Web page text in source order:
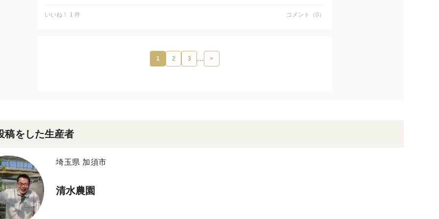
てからの販売の再開となりました。
再開に幅がありますが、またよろしくお願いします。
いいね！ 1 件 コメント（0）
1 2 3 ... >
稿をした生産者
埼玉県 加須市
清水農園